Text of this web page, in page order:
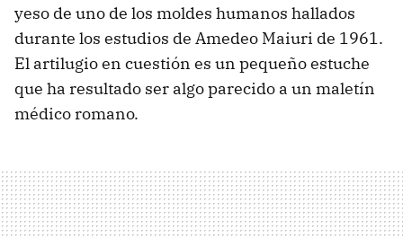
yeso de uno de los moldes humanos hallados
durante los estudios de Amedeo Maiuri de 1961.
El artilugio en cuestión es un pequeño estuche
que ha resultado ser algo parecido a un maletín
médico romano.